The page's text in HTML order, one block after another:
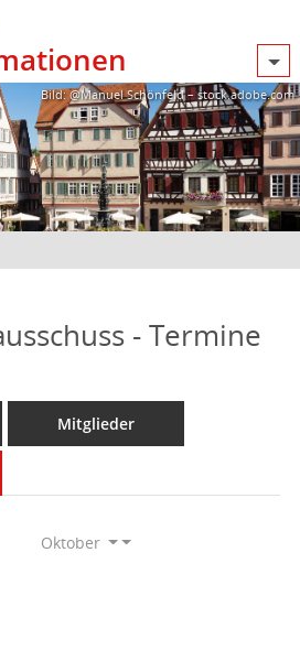
Bild: @Manuel Schönfeld – stock.adobe.com
- Termine
Mitglieder
Oktober